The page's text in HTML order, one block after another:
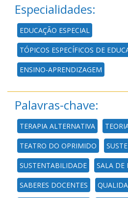
Especialidades:
EDUCAÇÃO ESPECIAL
TÓPICOS ESPECÍFICOS DE
ENSINO-APRENDIZAGEM
Palavras-chave:
TERAPIA ALTERNATIVA
TEATRO DO OPRIMIDO
SUSTENTABILIDADE SALA DE
SABERES DOCENTES